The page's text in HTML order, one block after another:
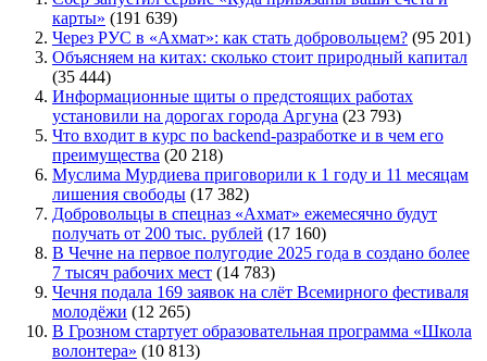
карты» (191 639)
Через РУС в «Ахмат»: как стать добровольцем? (95 201)
Объясняем на китах: сколько стоит природный капитал
(35 444)
Информационные щиты о предстоящих работах
установили на дорогах города Аргуна (23 793)
Что входит в курс по backend-разработке и в чем его
преимущества (20 218)
Муслима Мурдиева приговорили к 1 году и 11 месяцам
лишения свободы (17 382)
Добровольцы в спецназ «Ахмат» ежемесячно будут
получать от 200 тыс. рублей (17 160)
В Чечне на первое полугодие 2025 года в создано более
7 тысяч рабочих мест (14 783)
Чечня подала 169 заявок на слёт Всемирного фестиваля
молодёжи (12 265)
В Грозном стартует образовательная программа «Школа
волонтера» (10 813)